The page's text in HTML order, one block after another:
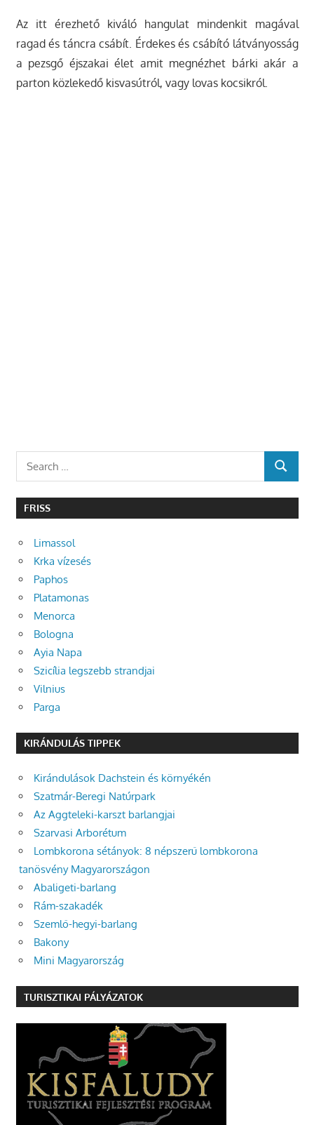
Az itt érezhető kiváló hangulat mindenkit magával
ragad és táncra csábít. Érdekes és csábító látványosság
a pezsgő éjszakai élet amit megnézhet bárki akár a
parton közlekedő kisvasútról, vagy lovas kocsikról.
SEARCH
FRISS
Limassol
Krka vízesés
Paphos
Platamonas
Menorca
Bologna
Ayia Napa
Szicília legszebb strandjai
Vilnius
Parga
KIRÁNDULÁS TIPPEK
Kirándulások Dachstein és környékén
Szatmár-Beregi Natúrpark
Az Aggteleki-karszt barlangjai
Szarvasi Arborétum
Lombkorona sétányok: 8 népszerű lombkorona
tanösvény Magyarországon
Abaligeti-barlang
Rám-szakadék
Szemlő-hegyi-barlang
Bakony
Mini Magyarország
TURISZTIKAI PÁLYÁZATOK